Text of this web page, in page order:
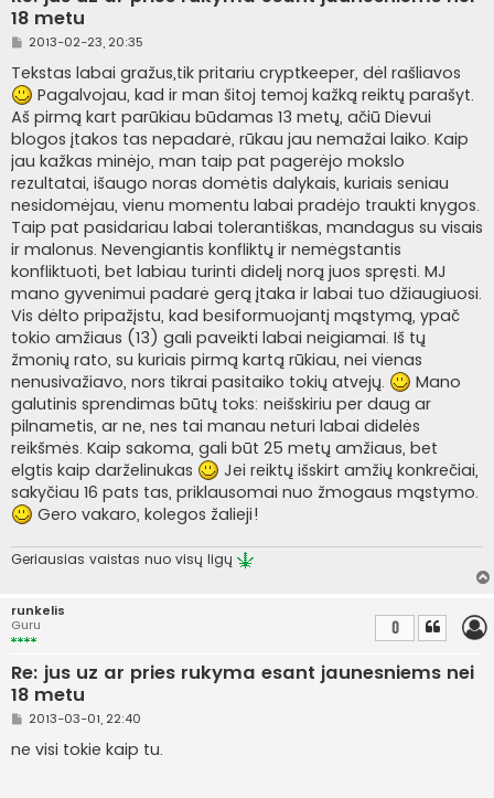
18 metu
S
a
n
d
a
r
t
i
n
ė
2013-02-23, 20:35
Tekstas labai gražus,tik pritariu cryptkeeper, dėl rašliavos
Pagalvojau, kad ir man šitoj temoj kažką reiktų parašyt.
Aš pirmą kart parūkiau būdamas 13 metų, ačiū Dievui
blogos įtakos tas nepadarė, rūkau jau nemažai laiko. Kaip
jau kažkas minėjo, man taip pat pagerėjo mokslo
rezultatai, išaugo noras domėtis dalykais, kuriais seniau
nesidomėjau, vienu momentu labai pradėjo traukti knygos.
Taip pat pasidariau labai tolerantiškas, mandagus su visais
ir malonus. Nevengiantis konfliktų ir nemėgstantis
konfliktuoti, bet labiau turinti didelį norą juos spręsti. MJ
mano gyvenimui padarė gerą įtaka ir labai tuo džiaugiuosi.
Vis dėlto pripažįstu, kad besiformuojantį mąstymą, ypač
tokio amžiaus (13) gali paveikti labai neigiamai. Iš tų
žmonių rato, su kuriais pirmą kartą rūkiau, nei vienas
nenusivažiavo, nors tikrai pasitaiko tokių atvejų.
Mano
galutinis sprendimas būtų toks: neišskiriu per daug ar
pilnametis, ar ne, nes tai manau neturi labai didelės
reikšmės. Kaip sakoma, gali būt 25 metų amžiaus, bet
elgtis kaip darželinukas
Jei reiktų išskirt amžių konkrečiai,
sakyčiau 16 pats tas, priklausomai nuo žmogaus mąstymo.
Gero vakaro, kolegos žalieji!
Geriausias vaistas nuo visų ligų
runkelis
Guru
Re: jus uz ar pries rukyma esant jaunesniems nei
18 metu
0
S
a
n
2013-03-01, 22:40
ne visi tokie kaip tu.